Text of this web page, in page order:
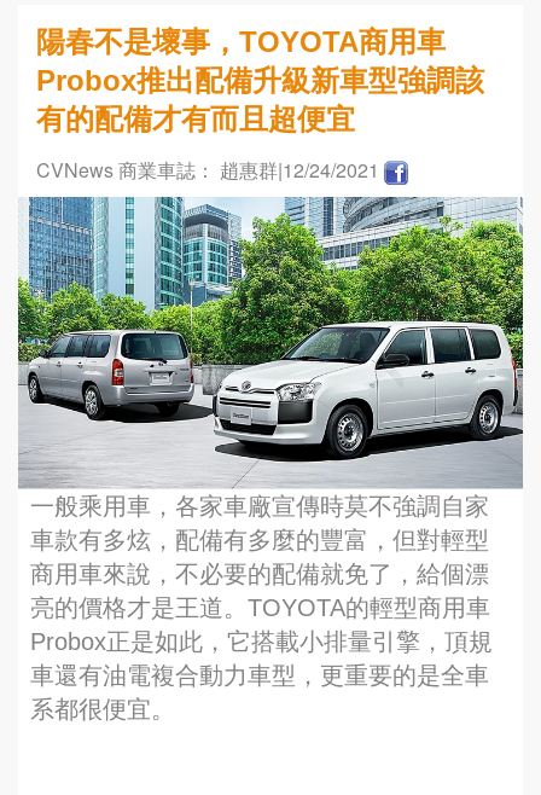
陽春不是壞事，TOYOTA商用車
Probox推出配備升級新車型強調該
有的配備才有而且超便宜
CVNews 商業車誌： 趙惠群|12/24/2021
一般乘用車，各家車廠宣傳時莫不強調自家
車款有多炫，配備有多麼的豐富，但對輕型
商用車來說，不必要的配備就免了，給個漂
亮的價格才是王道。TOYOTA的輕型商用車
Probox正是如此，它搭載小排量引擎，頂規
車還有油電複合動力車型，更重要的是全車
系都很便宜。